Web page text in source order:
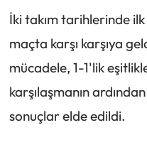
İki takım tarihlerinde
maçta karşı karşıya
mücadele, 1-1'lik
karşılaşmanın
sonuçlar elde edildi.